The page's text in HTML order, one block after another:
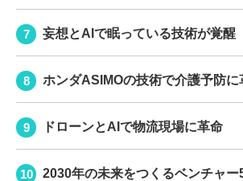
妄想とAIで眠っている技術が覚醒
ホンダASIMOの技術で介護予防に
ドローンとAIで物流現場に革命
2030年の未来をつくるベンチャー